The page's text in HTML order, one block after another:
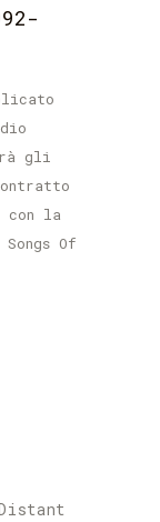
gli
con la
Of